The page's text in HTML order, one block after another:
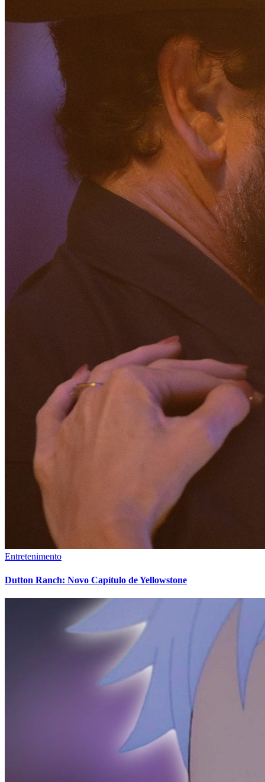
Entretenimento
Dutton Ranch: Novo Capítulo de Yellowstone